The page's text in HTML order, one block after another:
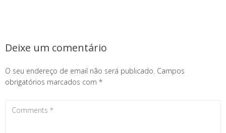
Deixe um comentário
O seu endereço de email não será publicado. Campos
obrigatórios marcados com *